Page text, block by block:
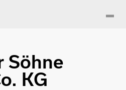
Söhne
KG